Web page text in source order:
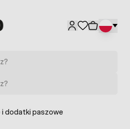
i dodatki paszowe